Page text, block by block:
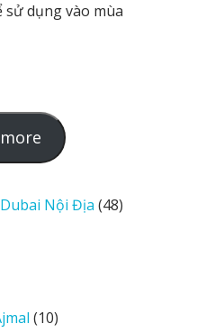
dụng vào mùa
L
o
d
r
Nội Địa 4848
1010